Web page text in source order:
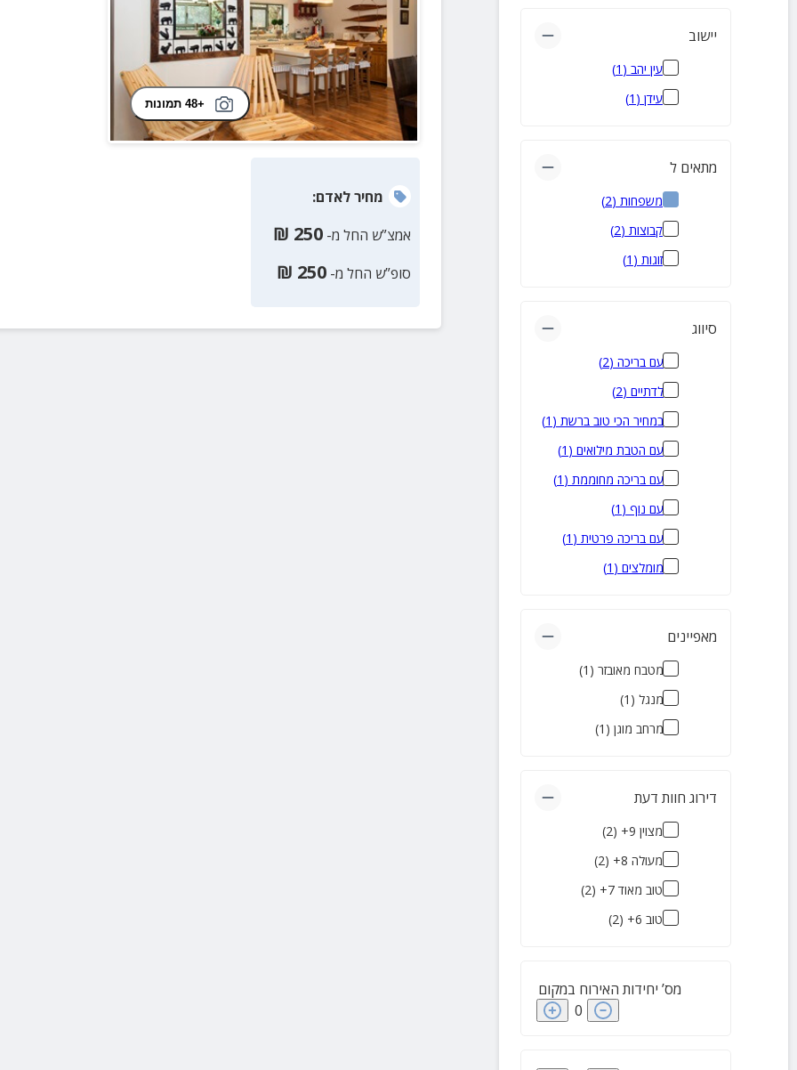
יישוב
עין יהב (
1
)
עידן (
1
)
מתאים ל
משפחות (
2
)
קבוצות (
2
)
זוגות (
1
)
סיווג
עם בריכה (
2
)
לדתיים (
2
)
במחיר הכי טוב ברשת (
1
)
עם הטבת מילואים (
1
)
עם בריכה מחוממת (
1
)
עם נוף (
1
)
עם בריכה פרטית (
1
)
מומלצים (
1
)
מאפיינים
מטבח מאובזר (
1
)
מנגל (
1
)
מרחב מוגן (
1
)
דירוג חוות דעת
מצוין 9+ (
2
)
מעולה 8+
(
2
)
טוב מאוד 7+
(
2
)
טוב 6+
(
2
)
מס’ יחידות האירוח במקום
0
+48 תמונות
מחירלאדם:
אמצ”ש החל מ- 250
₪
סופ”ש החל מ- 250
₪